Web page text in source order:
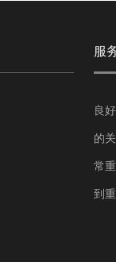
服
良
的
常
到